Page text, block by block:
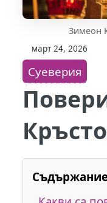
Зимеон
март 24, 2026
Суеверия